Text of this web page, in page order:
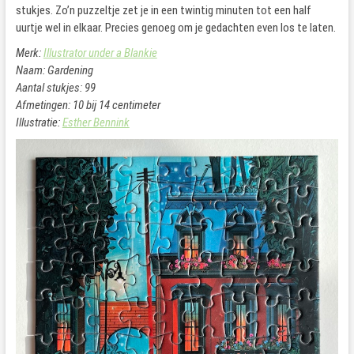
stukjes. Zo’n puzzeltje zet je in een twintig minuten tot een half
uurtje wel in elkaar. Precies genoeg om je gedachten even los te laten.
Merk:Illustrator under a Blankie
Naam: Gardening
Aantal stukjes: 99
Afmetingen: 10 bij 14 centimeter
Illustratie:Esther Bennink